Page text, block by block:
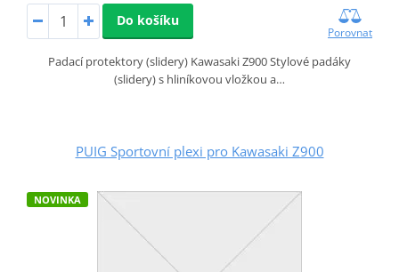
Do košíku
Porovnat
Padací protektory (slidery) Kawasaki Z900 Stylové padáky
(slidery) s hliníkovou vložkou a…
PUIG Sportovní plexi pro Kawasaki Z900
NOVINKA